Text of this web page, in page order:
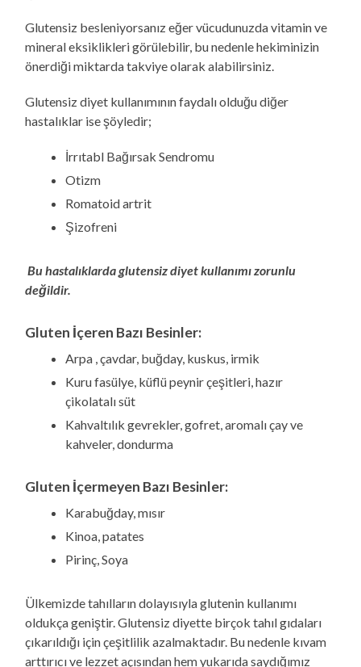
Glutensiz besleniyorsanız eğer vücudunuzda vitamin ve
mineral eksiklikleri görülebilir, bu nedenle hekiminizin
önerdiği miktarda takviye olarak alabilirsiniz.
Glutensiz diyet kullanımının faydalı olduğu diğer
hastalıklar ise şöyledir;
İrrıtabl Bağırsak Sendromu
Otizm
Romatoid artrit
Şizofreni
Bu hastalıklarda glutensiz diyet kullanımı zorunlu
değildir.
Gluten İçeren Bazı Besinler:
Arpa , çavdar, buğday, kuskus, irmik
Kuru fasülye, küflü peynir çeşitleri, hazır
çikolatalı süt
Kahvaltılık gevrekler, gofret, aromalı çay ve
kahveler, dondurma
Gluten İçermeyen Bazı Besinler:
Karabuğday, mısır
Kinoa, patates
Pirinç, Soya
Ülkemizde tahılların dolayısıyla glutenin kullanımı
oldukça geniştir. Glutensiz diyette birçok tahıl gıdaları
çıkarıldığı için çeşitlilik azalmaktadır. Bu nedenle kıvam
arttırıcı ve lezzet açısından hem yukarıda saydığımız